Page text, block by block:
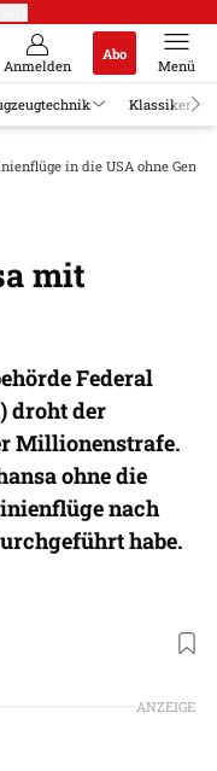
Anmelden
Abo
Menü
Klassiker
in die USA ohne
mit
Federal
droht der
Millionenstrafe.
ohne die
nach
habe.
San Diego International Airport
ANZEIGE